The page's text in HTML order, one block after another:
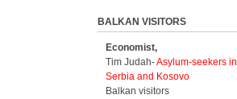
BALKAN VISITORS
Economist,
Tim Judah-Asylum-seekers in
Serbia and Kosovo
Balkan visitors